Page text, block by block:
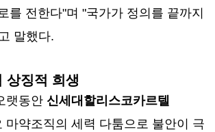
를 전한다"며 "국가가 정의를 끝까지
말했다.
상징적 희생
랫동안 신세대할리스코카르텔
마약조직의 세력 다툼으로 불안이 극